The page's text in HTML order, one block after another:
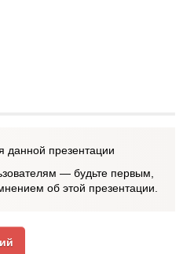
данной презентации
— будьте первым,
об этой презентации.